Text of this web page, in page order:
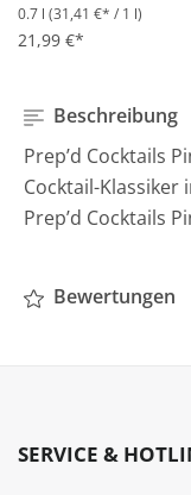
Durchschnittliche
0.7 l (31,41 €* / 1 l)
21,99 €*
Beschreibung
Prep’d Cocktails
Cocktail-Klassiker
Prep’d Cocktails
Bewertungen
SERVICE &